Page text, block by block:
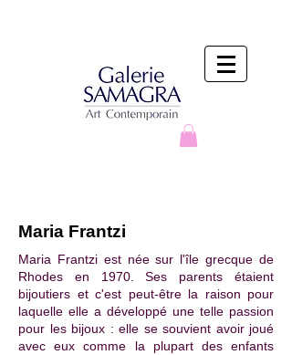
Maria Frantzi
Maria Frantzi est née sur l'île grecque de
Rhodes en 1970. Ses parents étaient
bijoutiers et c'est peut-être la raison pour
laquelle elle a développé une telle passion
pour les bijoux : elle se souvient avoir joué
avec eux comme la plupart des enfants